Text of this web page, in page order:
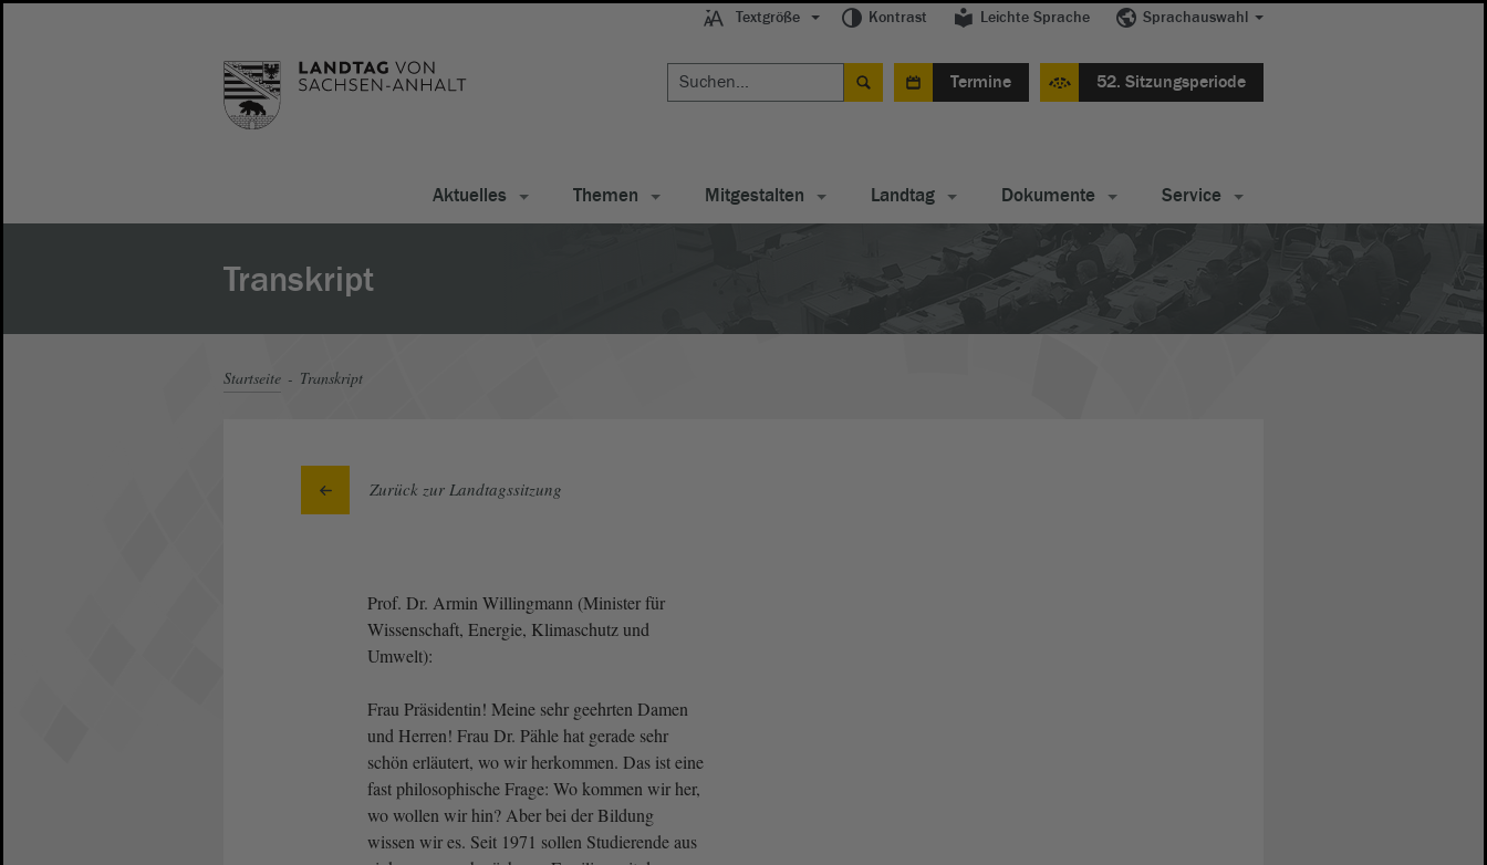
Textgröße Kontrast Leichte Sprache Sprachauswahl
Termine 52. Sitzungsperiode
Aktuelles Themen Mitgestalten Landtag Dokumente Service
Transkript
Startseite Transkript
Zurück zur Landtagssitzung
Prof. Dr. Armin Willingmann (Minister für
Wissenschaft, Energie, Klimaschutz und
Umwelt):
Frau Präsidentin! Meine sehr geehrten Damen
und Herren! Frau Dr. Pähle hat gerade sehr
schön erläutert, wo wir herkommen. Das ist eine
fast philosophische Frage: Wo kommen wir her,
wo wollen wir hin? Aber bei der Bildung
wissen wir es. Seit 1971 sollen Studierende aus